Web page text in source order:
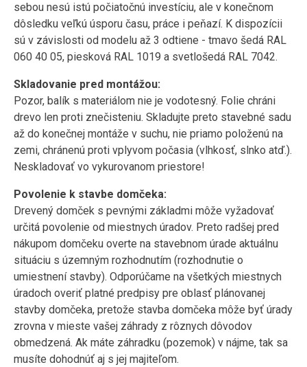
sebou nesú istú počiatočnú investíciu, ale v konečnom
dôsledku veľkú úsporu času, práce i peňazí. K dispozícii
sú v závislosti od modelu až 3 odtiene - tmavo šedá RAL
060 40 05, piesková RAL 1019 a svetlošedá RAL 7042.
Skladovanie pred montážou:
Pozor, balík s materiálom nie je vodotesný. Folie chráni
drevo len proti znečisteniu. Skladujte preto stavebné sadu
až do konečnej montáže v suchu, nie priamo položenú na
zemi, chránenú proti vplyvom počasia (vlhkosť, slnko atď.).
Neskladovať vo vykurovanom priestore!
Povolenie k stavbe domčeka:
Drevený domček s pevnými základmi môže vyžadovať
určitá povolenie od miestnych úradov. Preto radšej pred
nákupom domčeku overte na stavebnom úrade aktuálnu
situáciu s územným rozhodnutím (rozhodnutie o
umiestnení stavby). Odporúčame na všetkých miestnych
úradoch overiť platné predpisy pre oblasť plánovanej
stavby domčeka, pretože stavba domčeka môže byť úrady
zrovna v mieste vašej záhrady z rôznych dôvodov
obmedzená. Ak máte záhradku (pozemok) v nájme, tak sa
musíte dohodnúť aj s jej majiteľom.